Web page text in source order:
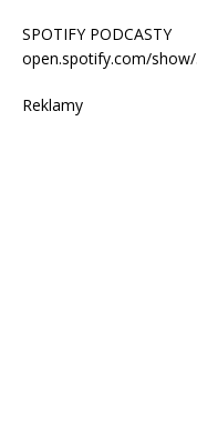
SPOTIFY PODCASTY
open.spotify.com/
Reklamy